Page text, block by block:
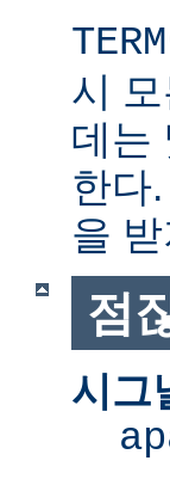
TERM
시
데는
한다
을
점
시그